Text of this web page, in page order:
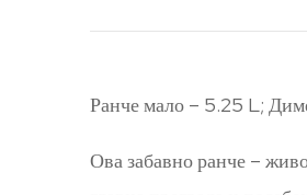
Ранче мало – 5.25 L;
Ова забавно ранче –